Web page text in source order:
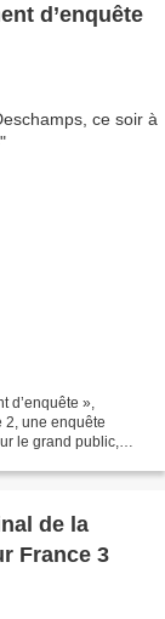
d’enquête
d’enquête »,
2, une enquête
le grand public,
de la
France 3